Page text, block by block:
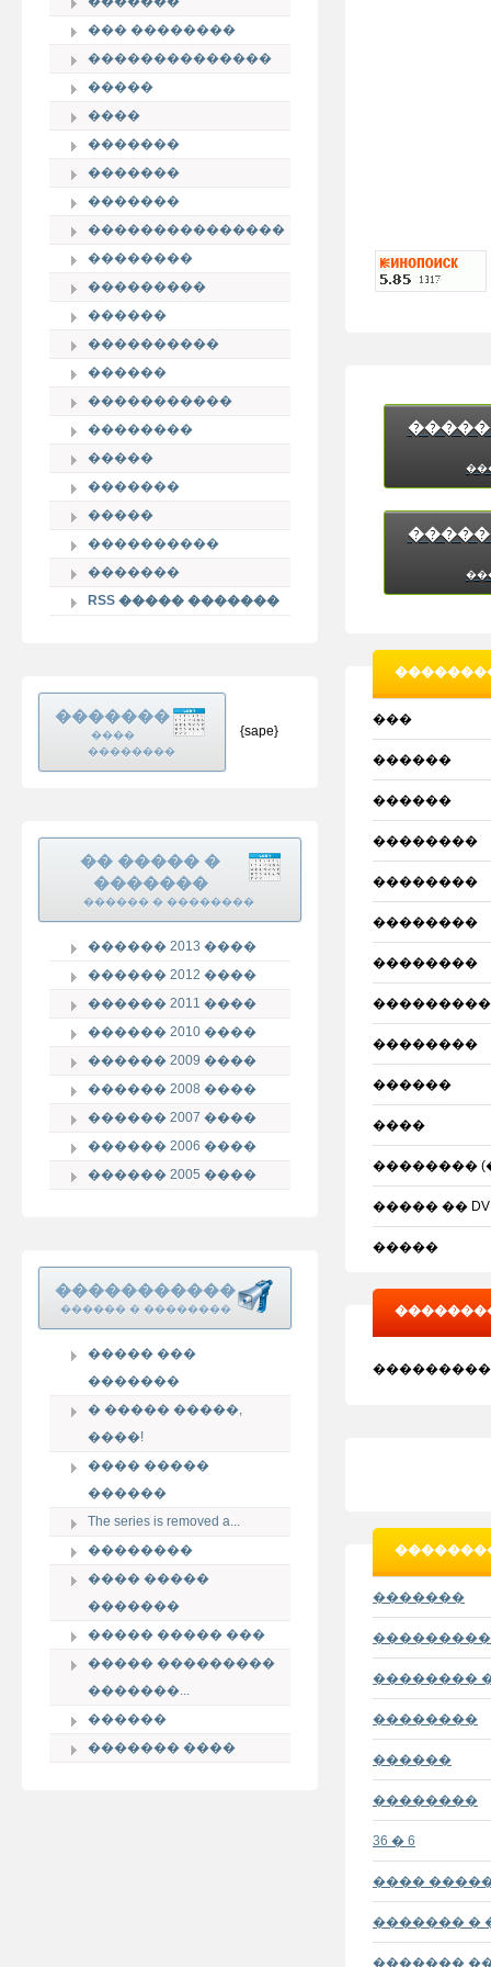
��� ��������
��������������
�����
����
�������
�������
�������
���������������
��������
���������
������
����������
������
�����������
��������
�����
�������
�����
����������
�������
RSS ����� �������
�������
����
��������
{sape}
�� ����� �
�������
������ � ��������
������ 2013 ����
������ 2012 ����
������ 2011 ����
������ 2010 ����
������ 2009 ����
������ 2008 ����
������ 2007 ����
������ 2006 ����
������ 2005 ����
�����������
������ � ��������
����� ���
�������
� ����� �����,
����!
���� �����
������
The series is removed a...
��������
���� �����
�������
����� ����� ���
����� ���������
�������...
������
������� ����
���
������
������
��������
��������
��������
��������
��������
������
����
��������
����� ��
�����
�������
��������
��������
������
��������
36 � 6
����
������� �
�������